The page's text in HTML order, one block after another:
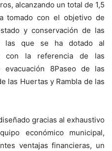
alcanzando un total de 1,5
tomado con el objetivo de
y conservación de las
las que se ha dotado al
con la referencia de las
8Paseo de las
las Huertas y Rambla de las
gracias al exhaustivo
económico municipal,
ventajas financieras, un